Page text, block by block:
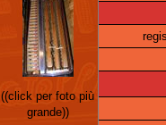
((click per foto più
grande))